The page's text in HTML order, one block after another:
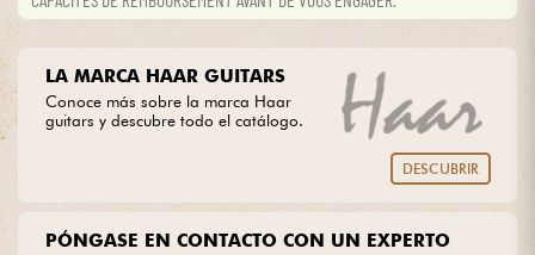
LA MARCA HAAR GUITARS
Conoce más sobre la marca Haar
guitars y descubre todo el catálogo.
DESCUBRIR
PÓNGASE EN CONTACTO CON UN EXPERTO